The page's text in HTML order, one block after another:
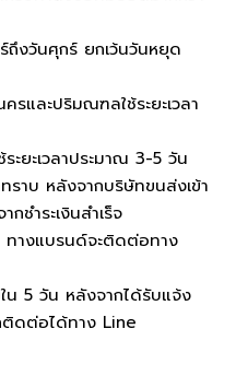
งวันศุกร์ ยกเว้นวันหยุด
รและปริมณฑลใช้ระยะเวลา
ะยะเวลาประมาณ 3-5 วัน
ราบ หลังจากบริษัทขนส่งเข้า
กชำระเงินสำเร็จ
ทางแบรนด์จะติดต่อทาง
น 5 วัน หลังจากได้รับแจ้ง
ดต่อได้ทาง Line